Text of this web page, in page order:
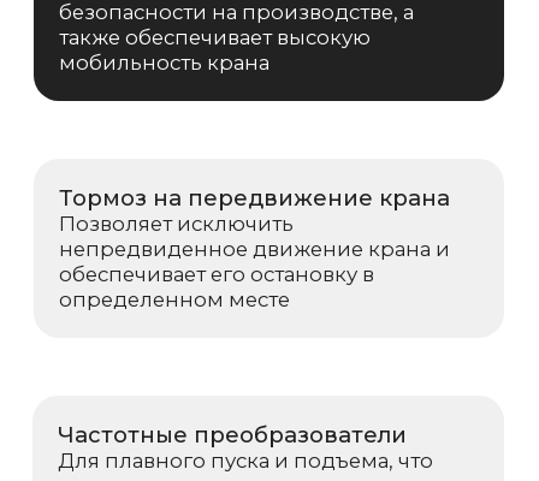
мостовом
двухбалочном
кране 5 тонн